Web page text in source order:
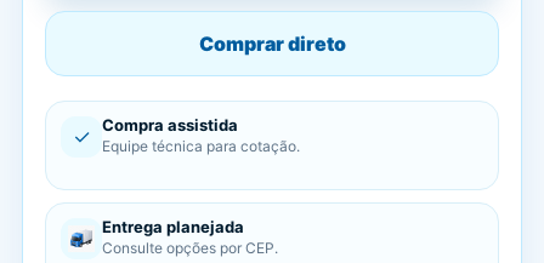
Comprar direto
✓ Compra assistida
Equipe técnica para cotação.
Entrega planejada
Consulte opções por CEP.